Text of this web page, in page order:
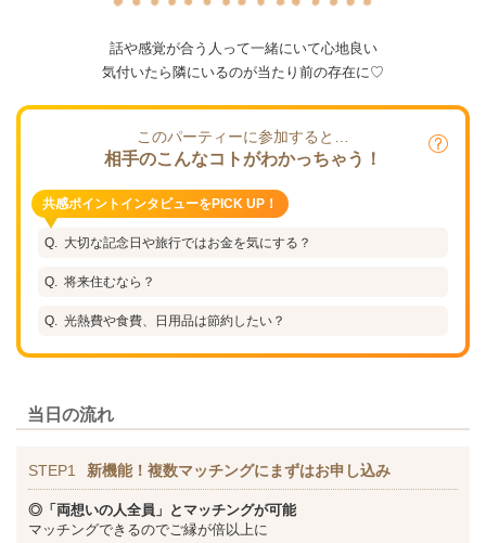
話や感覚が合う人って一緒にいて心地良い
気付いたら隣にいるのが当たり前の存在に♡
このパーティーに参加すると…
相手のこんなコトがわかっちゃう！
共感ポイントインタビューをPICK UP！
大切な記念日や旅行ではお金を気にする？
将来住むなら？
光熱費や食費、日用品は節約したい？
当日の流れ
STEP1 新機能！複数マッチングにまずはお申し込み
◎「両想いの人全員」とマッチングが可能
マッチングできるのでご縁が倍以上に